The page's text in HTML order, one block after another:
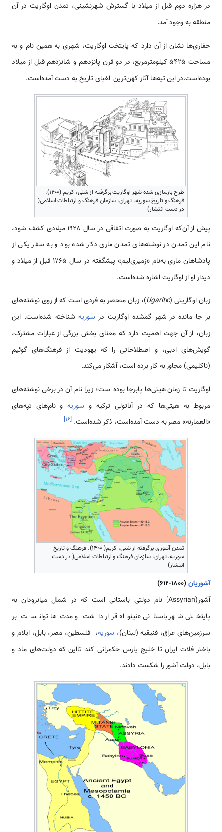
در هزاره دوم قبل از میلاد با گسترش شهرنشینی، تمدن اوگاریت در آن
منطقه به وجود آمد.
حفاری‌ها نشان از آن دارد که پایتخت اوگاریت، شهری به همین نام و به
مساحت ۵۴۲۵ کیلومترمربع، در دو قرن پانزدهم و شانزدهم قبل از میلاد
بوده‌است.در این تپه‌ها آثار کهن‌ترین الفبای تاریخ به دست آمده‌است.
طرح بازسازی شده شهر اوگاریت برگرفته از شنی، کریم (۱۴۰۰).
فرهنگ و تاریخ سوریه. تهران: سازمان فرهنگ و ارتباطات اسلامی(
در دست انتشار)
پیش از آن‌که اوگاریت به صورت اتفاقی در سال ۱۹۲۸ میلادی کشف شود،
نام این تمدن در نوشته‌های تمدن ماری ذکر شده بود و به سفر یکی از
پادشاهان ماری به‌نام «زمیری‌لیم» پیش­گفته در سال ۱۷۶۵ قبل از میلاد و
دیدار او از اوگاریت اشاره شده‌است.
زبان اوگاریتی (Ugaritic)، زبان منحصر به فردی است که از روی نوشته‌های
بر جا مانده در شهر گمشده اوگاریت در سوریهشناخته شده‌است. این
زبان، از آن جهت اهمیت دارد که معنای بخش بزرگی از عبارات مشترک،
گویش‌های ادبی، و اصطلاحاتی را که یهودیت از فرهنگ‌های گوئیم
(ناکلیمی) مجاور به کار برده است، آشکار می‌کند.
اوگاریت تا زمان هیتی‌ها پابرجا بوده است؛ زیرا نام آن در برخی نوشته‌های
مربوط به هیتی‌ها که در آناتولی ترکیه و سوریهو نام‌های تپه‌های
«العمارنه» مصر به دست آمده‌است، ذکر شده‌است. [۱۶]
تمدن آشوری برگرفته از شنی، کریم( 1400). فرهنگ و تاریخ
سوریه. تهران: سازمان فرهنگ و ارتباطات اسلامی( در دست
انتشار)
آشوریان(1800-612)
آشور(Assyrian) نام دولتی باستانی است که در شمال میانرودان به
پایتختی شهر باستانی «نینوا» قرار داشت و مدت‌ها توانست بر
سرزمین‌های عراق، فنیقیه (لبنان)، سوریه، فلسطین، مصر، بابل، ایلام و
باختر فلات ایران تا خلیج پارس حکمرانی کند تااین که دولت‌های ماد و
بابل، دولت آشور را شکست دادند.